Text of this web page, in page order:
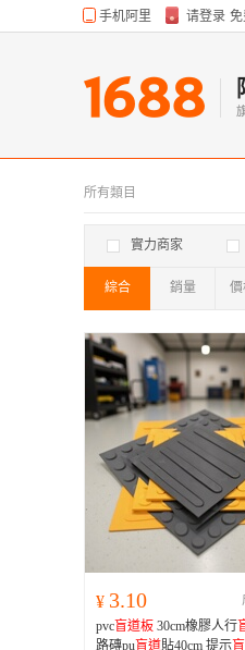
所有類目
實力商家
綜合 銷量 價
¥ 3.10
pvc盲道板 30cm橡膠人行
路磚pu盲道貼40cm 提示